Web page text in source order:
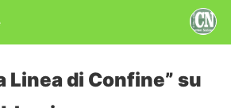
Linea di Confine” su